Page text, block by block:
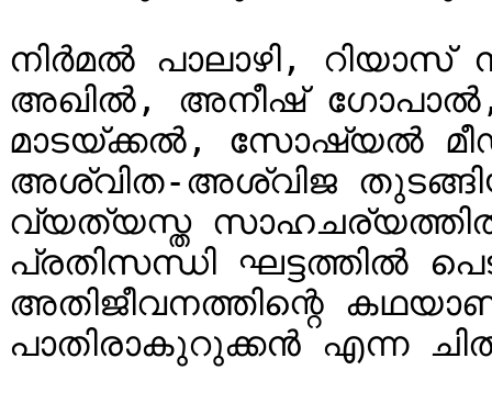
നിർമൽ പാലാഴി,
അഖിൽ, അനീഷ്
മാടയ്ക്കൽ, സോഷ്യൽ
അശ്വിത-അശ്വിജ
വ്യത്യസ്ത
പ്രതിസന്ധി ഘട്ടത്തിൽ
അതിജീവനത്തിന്റെ
പാതിരാകുറുക്കൻ എന്ന